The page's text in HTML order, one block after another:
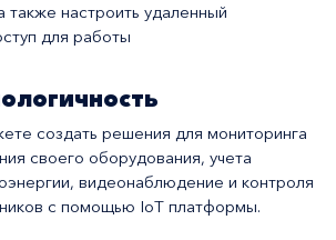
также настроить удаленный
для работы
создать решения для мониторинга
своего оборудования, учета
видеонаблюдение и контроля
с помощью IoT платформы.